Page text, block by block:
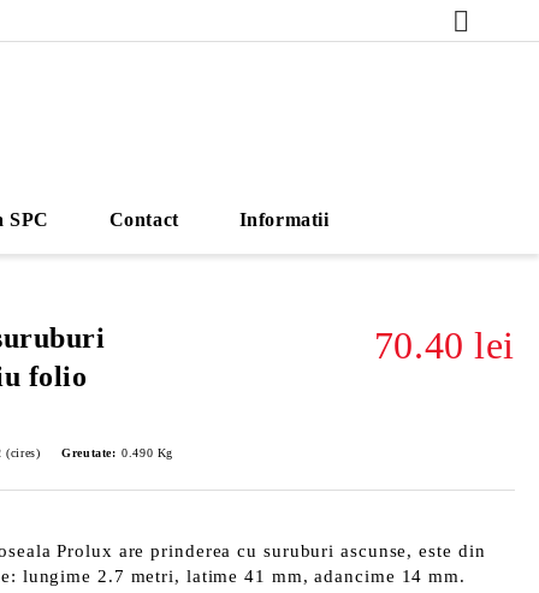
SPC Contact Informatii
folio
70.40 lei
(cires) Greutate: 0.490 Kg
Prolux are prinderea cu suruburi ascunse, este din
lungime 2.7 metri, latime 41 mm, adancime 14 mm.